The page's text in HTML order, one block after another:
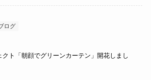
ログ
ト「朝顔でグリーンカーテン」開花しまし